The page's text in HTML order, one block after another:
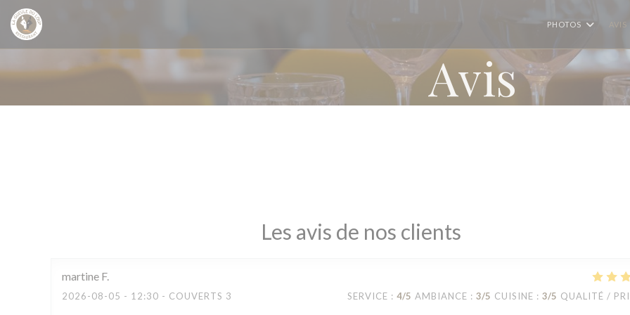
Personnalisation de vos choix en matière de cookies
PHOTOS AVIS
Avis
Les avis de nos clients
martine F
2026-08-05 - 12:30 - COUVERTS 3 SERVICE : 4/5 AMBIANCE : 3/5 CUISINE : 3/5 QUALITÉ /